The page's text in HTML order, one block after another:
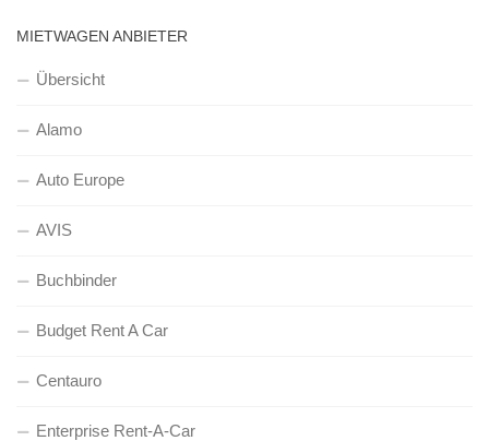
MIETWAGEN ANBIETER
Übersicht
Alamo
Auto Europe
AVIS
Buchbinder
Budget Rent A Car
Centauro
Enterprise Rent-A-Car